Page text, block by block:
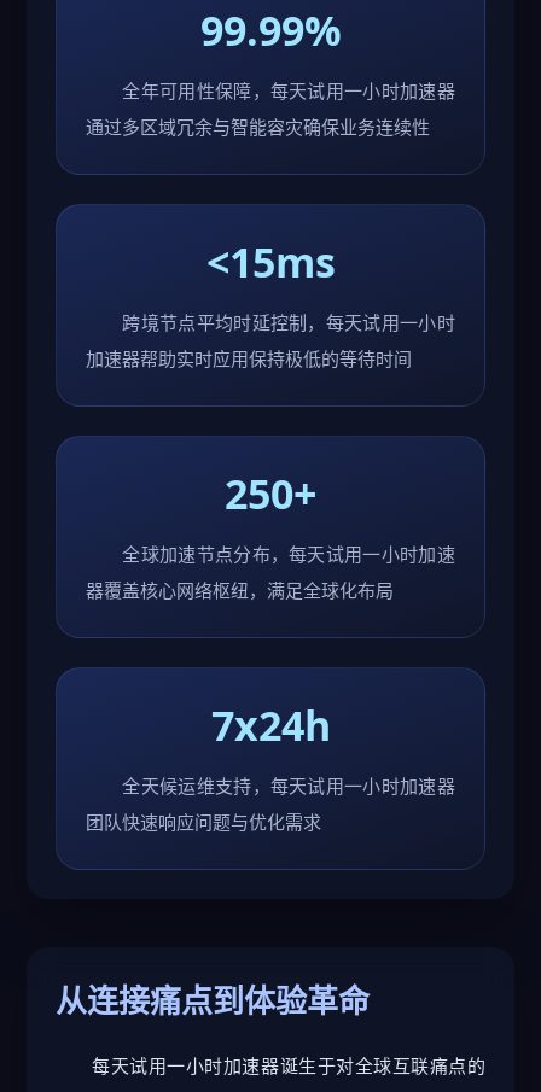
99.99%
全年可用性保障，每天试用一小时加速器
通过多区域冗余与智能容灾确保业务连续性
<15ms
跨境节点平均时延控制，每天试用一小时
加速器帮助实时应用保持极低的等待时间
250+
全球加速节点分布，每天试用一小时加速
器覆盖核心网络枢纽，满足全球化布局
7x24h
全天候运维支持，每天试用一小时加速器
团队快速响应问题与优化需求
从连接痛点到体验革命
每天试用一小时加速器诞生于对全球互联痛点的